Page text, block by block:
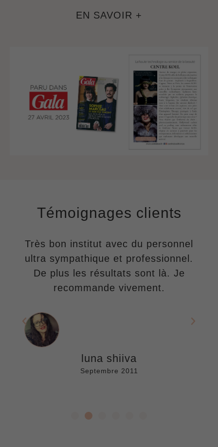
EN SAVOIR +
Témoignages clients
Très bon institut avec du personnel
ultra sympathique et professionnel.
De plus les résultats sont là. Je
recommande vivement.
luna shiiva
Septembre 2011